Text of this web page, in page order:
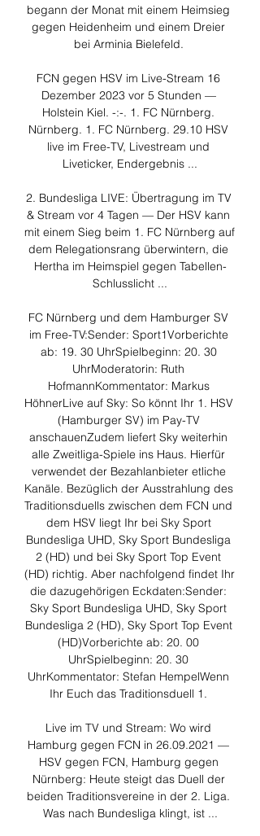
begann der Monat mit einem Heimsieg
gegen Heidenheim und einem Dreier
bei Arminia Bielefeld.
FCN gegen HSV im Live-Stream 16
Dezember 2023 vor 5 Stunden —
Holstein Kiel. -:-. 1. FC Nürnberg.
Nürnberg. 1. FC Nürnberg. 29.10 HSV
live im Free-TV, Livestream und
Liveticker, Endergebnis ...
2. Bundesliga LIVE: Übertragung im TV
& Stream vor 4 Tagen — Der HSV kann
mit einem Sieg beim 1. FC Nürnberg auf
dem Relegationsrang überwintern, die
Hertha im Heimspiel gegen Tabellen-
Schlusslicht ...
FC Nürnberg und dem Hamburger SV
im Free-TV:Sender: Sport1Vorberichte
ab: 19. 30 UhrSpielbeginn: 20. 30
UhrModeratorin: Ruth
HofmannKommentator: Markus
HöhnerLive auf Sky: So könnt Ihr 1. HSV
(Hamburger SV) im Pay-TV
anschauenZudem liefert Sky weiterhin
alle Zweitliga-Spiele ins Haus. Hierfür
verwendet der Bezahlanbieter etliche
Kanäle. Bezüglich der Ausstrahlung des
Traditionsduells zwischen dem FCN und
dem HSV liegt Ihr bei Sky Sport
Bundesliga UHD, Sky Sport Bundesliga
2 (HD) und bei Sky Sport Top Event
(HD) richtig. Aber nachfolgend findet Ihr
die dazugehörigen Eckdaten:Sender:
Sky Sport Bundesliga UHD, Sky Sport
Bundesliga 2 (HD), Sky Sport Top Event
(HD)Vorberichte ab: 20. 00
UhrSpielbeginn: 20. 30
UhrKommentator: Stefan HempelWenn
Ihr Euch das Traditionsduell 1.
Live im TV und Stream: Wo wird
Hamburg gegen FCN in 26.09.2021 —
HSV gegen FCN, Hamburg gegen
Nürnberg: Heute steigt das Duell der
beiden Traditionsvereine in der 2. Liga.
Was nach Bundesliga klingt, ist ...